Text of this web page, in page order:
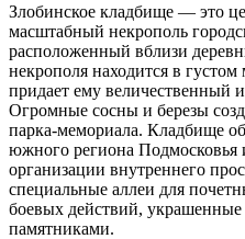
Злобинское кладбище — это
масштабный некрополь
расположенный вблизи
некрополя находится в
придает ему величественный
Огромные сосны и березы
парка-мемориала. Кладбище
южного региона Подмосковья
организации внутреннего
специальные аллеи для
боевых действий,
памятниками.